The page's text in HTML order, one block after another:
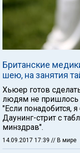
Британские
шею, на занятия
Хьюер готов
людям не пришлось
"Если понадобится,
Даунинг-стрит с
минздрав".
14.09.2017 17:39 // В мире